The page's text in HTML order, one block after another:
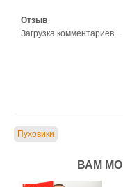
Отзыв
Загрузка комментариев...
Пуховики
ВАМ